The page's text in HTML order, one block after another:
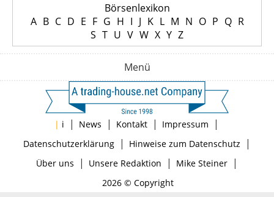
Börsenlexikon
A B C D E F G H I J K L M N O P Q R
S T U V W X Y Z
Menü
| i | News | Kontakt | Impressum |
Datenschutzerklärung| Hinweise zum Datenschutz |
Über uns | Unsere Redaktion | Mike Steiner|
2026 © Copyright